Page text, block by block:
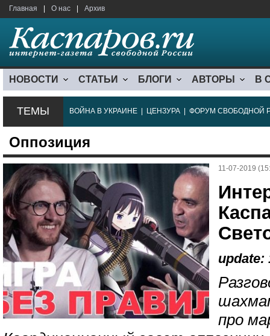
Главная О нас Архив
НОВОСТИ СТАТЬИ БЛОГИ АВТОРЫ В
ТЕМЫ ВОЙНА В УКРАИНЕ ЦЕНЗУРА ФОРУМ СВОБОДНОЙ
Оппозиция
11-07-2019
update:
про